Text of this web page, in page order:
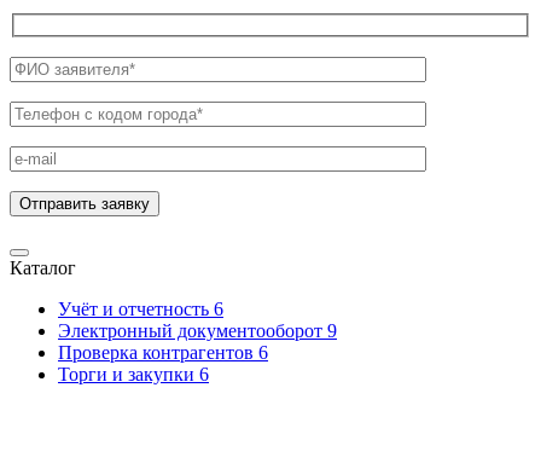
Каталог
Учёт и отчетность 6
Электронный документооборот 9
Проверка контрагентов 6
Торги и закупки 6